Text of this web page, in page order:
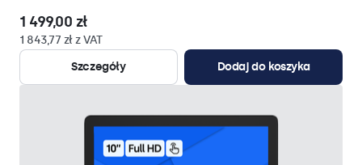
1 499,00 zł
1 843,77 zł z VAT
Szczegóły
Dodaj do koszyka